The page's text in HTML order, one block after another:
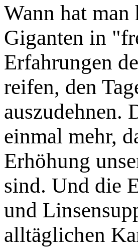
Wann hat man
Giganten in
Erfahrungen
reifen, den
auszudehnen.
einmal mehr,
Erhöhung
sind. Und die
und
alltäglichen